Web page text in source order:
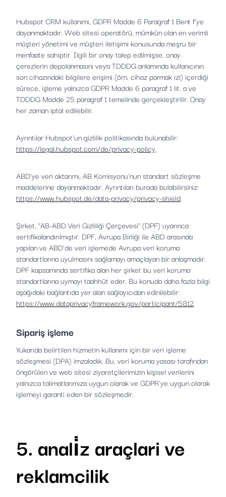
Hubspot CRM kullanımı, GDPR Madde 6 Paragraf 1 Bent f'ye
dayanmaktadır. Web sitesi operatörü, mümkün olan en verimli
müşteri yönetimi ve müşteri iletişimi konusunda meşru bir
menfaate sahiptir. İlgili bir onay talep edilmişse, onay
çerezlerin depolanmasını veya TDDDG anlamında kullanıcının
son cihazındaki bilgilere erişimi (örn. cihaz parmak izi) içerdiği
sürece, işleme yalnızca GDPR Madde 6 paragraf 1 lit. a ve
TDDDG Madde 25 paragraf 1 temelinde gerçekleştirilir. Onay
her zaman iptal edilebilir.
Ayrıntılar Hubspot'un gizlilik politikasında bulunabilir:
https://legal.hubspot.com/de/privacy-policy.
ABD'ye veri aktarımı, AB Komisyonu'nun standart sözleşme
maddelerine dayanmaktadır. Ayrıntıları burada bulabilirsiniz:
https://www.hubspot.de/data-privacy/privacy-shield.
Şirket, "AB-ABD Veri Gizliliği Çerçevesi" (DPF) uyarınca
sertifikalandırılmıştır. DPF, Avrupa Birliği ile ABD arasında
yapılan ve ABD'de veri işlemede Avrupa veri koruma
standartlarına uyulmasını sağlamayı amaçlayan bir anlaşmadır.
DPF kapsamında sertifika alan her şirket bu veri koruma
standartlarına uymayı taahhüt eder. Bu konuda daha fazla bilgi
aşağıdaki bağlantıda yer alan sağlayıcıdan edinilebilir:
https://www.dataprivacyframework.gov/participant/5812.
Sipariş işleme
Yukarıda belirtilen hizmetin kullanımı için bir veri işleme
sözleşmesi (DPA) imzaladık. Bu, veri koruma yasası tarafından
öngörülen ve web sitesi ziyaretçilerimizin kişisel verilerini
yalnızca talimatlarımıza uygun olarak ve GDPR'ye uygun olarak
işlemeyi garanti eden bir sözleşmedir.
5. anali̇z araçlari ve
reklamcilik